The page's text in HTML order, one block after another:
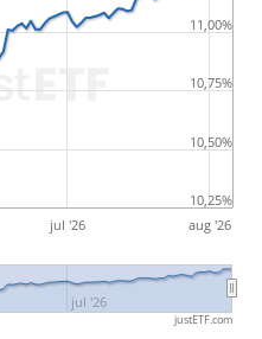
selling for 5€.
drawdown
dividenduitkeringen
jul '26 aug '26
jul '26
10,25%
10,50%
10,75%
11,00%
justETF.com